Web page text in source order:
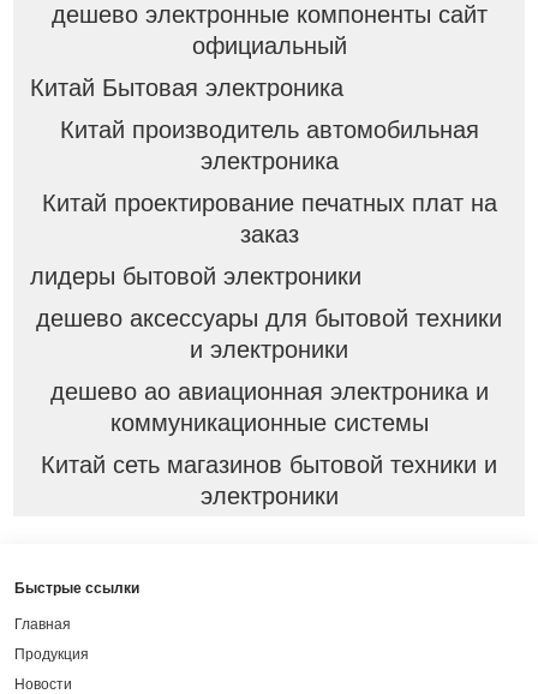
дешево электронные компоненты сайт
официальный
Китай Бытовая электроника
Китай производитель автомобильная
электроника
Китай проектирование печатных плат на
заказ
лидеры бытовой электроники
дешево аксессуары для бытовой техники
и электроники
дешево ао авиационная электроника и
коммуникационные системы
Китай сеть магазинов бытовой техники и
электроники
Быстрые ссылки
Главная
Продукция
Новости